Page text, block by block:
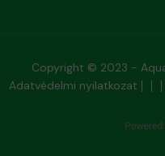
Copyright © 2023 -
Adatvédelmi nyilatkozat